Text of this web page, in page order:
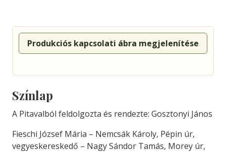
Produkciós kapcsolati ábra megjelenítése
Színlap
A Pitavalból feldolgozta és rendezte: Gosztonyi János
Fieschi József Mária – Nemcsák Károly, Pépin úr,
vegyeskereskedő – Nagy Sándor Tamás, Morey úr,